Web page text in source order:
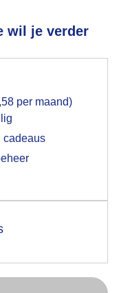
wil je verder
per maand)
cadeaus
voor het
hebt gegeven,
browser waarin
later